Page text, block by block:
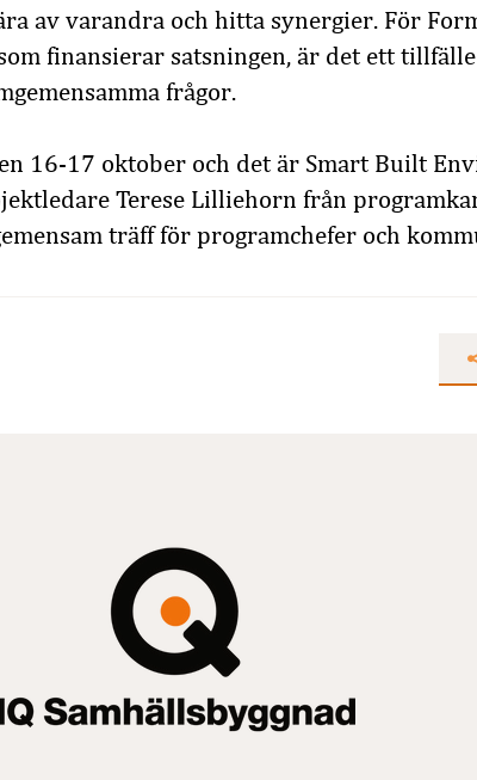
av varandra och hitta synergier. För
finansierar satsningen, är det ett
frågor.
16-17 oktober och det är Smart Built
Terese Lilliehorn från
träff för programchefer och